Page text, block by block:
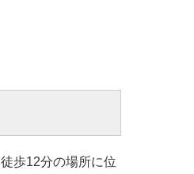
歩12分の場所に位